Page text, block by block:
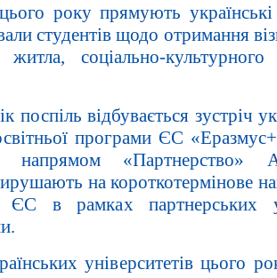
року прямують українські
студентів щодо отримання
соціально-
поспіль відбувається зустріч
програми ЄС
напрямом «Партнерство»
на короткотермінове
ЄС в рамках партнерських
університетів цього